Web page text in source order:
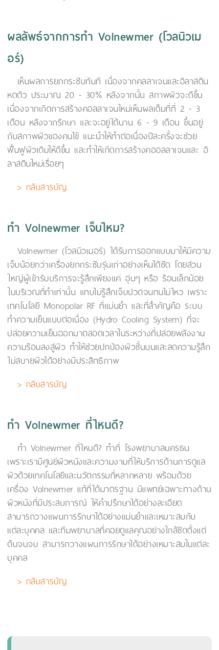
ผลลัพธ์จากการทำ Volnewmer (โวลนิวเม
อร์)
เห็นผลการยกกระชับทันที เนื่องจากคลลาเจนและอิลาสติน
หดตัว ประมาณ 20 - 30% หลังจากนั้น สภาพผิวจะดีขึ้น
เนื่องจากเกิดการสร้างคอลลาเจนใหม่เห็นผลเต็มที่ที่ 2 - 3
เดือน หลังจากรักษา และจะอยู่ได้นาน 6 - 9 เดือน ขึ้นอยู่
กับสภาพผิวของคนไข้ แนะนำให้ทำต่อเนื่องปีละครั้งจะช่วย
ฟื้นฟูผิวเดิมให้ดีขึ้น และทำให้เกิดการสร้างคออลลาเจนและ อิ
ลาสตินใหม่เรื่อยๆ
> กลับสารบัญ
ทำ Volnewmer เจ็บไหม?
Volnewmer (โวลนิวเมอร์) ได้รับการออกแบบมาให้มีความ
เจ็บน้อยกว่าเครื่องยกกระชับรุ่นเก่าอย่างเห็นได้ชัด โดยส่วน
ใหญ่ผู้เข้ารับบริการจะรู้สึกเพียงแค่ อุ่นๆ หรือ ร้อนเล็กน้อย
ในบริเวณที่ทำเท่านั้น แทบไม่รู้สึกเจ็บปวดจนทนไม่ไหว เพราะ
เทคโนโลยี Monopolar RF ที่แม่นยำ และที่สำคัญคือ ระบบ
ทำความเย็นแบบต่อเนื่อง (Hydro Cooling System) ที่จะ
ปล่อยความเย็นออกมาตลอดเวลาในระหว่างที่ปล่อยพลังงาน
ความร้อนลงสู่ผิว ทำให้ช่วยปกป้องผิวชั้นบนและลดความรู้สึก
ไม่สบายผิวได้อย่างมีประสิทธิภาพ
> กลับสารบัญ
ทำ Volnewmer ที่ไหนดี?
ทำ Volnewmer ที่ไหนดี? ทำที่ โรงพยาบาลนครธน
เพราะเรามีศูนย์ผิวหนังและความงามที่ให้บริการด้านการดูแล
ผิวด้วยเทคโนโลยีและนวัตกรรมที่หลากหลาย พร้อมด้วย
เครื่อง Volnewmer แท้ที่ได้มาตรฐาน มีแพทย์เฉพาะทางด้าน
ผิวหนังที่มีประสบการณ์ ให้คำปรึกษาได้อย่างละเอียด
สามารถวางแผนการรักษาได้อย่างแม่นยำและเหมาะสมกับ
แต่ละบุคคล และทีมพยาบาลที่คอยดูแลคุณอย่างใกล้ชิดตั้งแต่
ต้นจนจบ สามารถวางแผนการรักษาได้อย่างเหมาะสมในแต่ละ
บุคคล
> กลับสารบัญ